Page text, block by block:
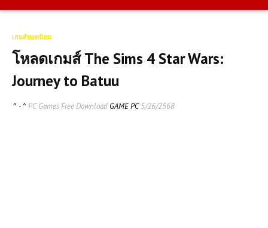
เกมส์ยอดนิยม
โหลดเกมส์ The Sims 4 Star Wars:
Journey to Batuu
^ - ^ PC Games Free Download GAME PC5/26/2568